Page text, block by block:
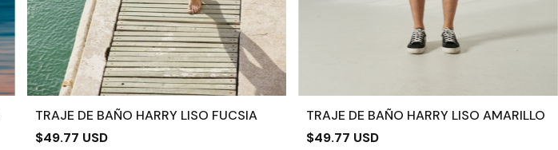
TRAJE DE BAÑO HARRY LISO FUCSIA
$49.77 USD
TRAJE DE BAÑO HARRY LISO AMARILLO
$49.77 USD